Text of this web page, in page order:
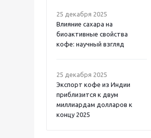
25 декабря 2025
Влияние сахара на
биоактивные свойства
кофе: научный взгляд
25 декабря 2025
Экспорт кофе из Индии
приблизится к двум
миллиардам долларов к
концу 2025